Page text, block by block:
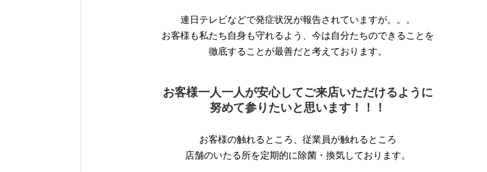
連日テレビなどで発症状況が報告されていますが。。。
お客様も私たち自身も守れるよう、今は自分たちのできることを
徹底することが最善だと考えております。
お客様一人一人が安心してご来店いただけるように
努めて参りたいと思います！！！
お客様の触れるところ、従業員が触れるところ
店舗のいたる所を定期的に除菌・換気しております。